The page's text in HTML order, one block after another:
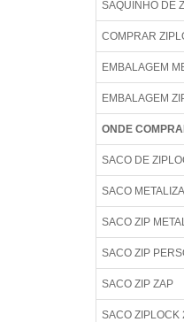
SAQUINHO DE
COMPRAR
EMBALAGEM
EMBALAGEM
ONDE
SACO DE
SACO
SACO ZIP
SACO ZIP
SACO ZIP ZAP
SACO ZIPLOCK